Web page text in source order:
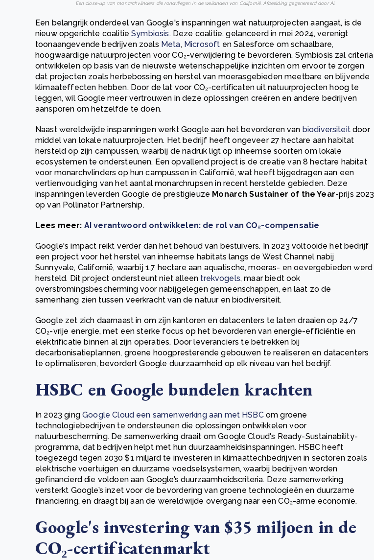
Een close-up van monarchvlinders die rondvliegen in de weilanden van Californië. Afbeelding gegenereerd door AI.
Een belangrijk onderdeel van Google's inspanningen wat natuurprojecten aangaat, is de
nieuw opgerichte coalitieSymbiosis. Deze coalitie, gelanceerd in mei 2024, verenigt
toonaangevende bedrijven zoals Meta, Microsoft en Salesforce om schaalbare,
hoogwaardige natuurprojecten voor CO₂-verwijdering te bevorderen. Symbiosis zal criteria
ontwikkelen op basis van de nieuwste wetenschappelijke inzichten om ervoor te zorgen
dat projecten zoals herbebossing en herstel van moerasgebieden meetbare en blijvende
klimaateffecten hebben. Door de lat voor CO₂-certificaten uit natuurprojecten hoog te
leggen, wil Google meer vertrouwen in deze oplossingen creëren en andere bedrijven
aansporen om hetzelfde te doen.
Naast wereldwijde inspanningen werkt Google aan het bevorderen van biodiversiteitdoor
middel van lokale natuurprojecten. Het bedrijf heeft ongeveer 27 hectare aan habitat
hersteld op zijn campussen, waarbij de nadruk ligt op inheemse soorten om lokale
ecosystemen te ondersteunen. Een opvallend project is de creatie van 8 hectare habitat
voor monarchvlinders op hun campussen in Californië, wat heeft bijgedragen aan een
vertienvoudiging van het aantal monarchrupsen in recent herstelde gebieden. Deze
inspanningen leverden Google de prestigieuze Monarch Sustainer of the Year-prijs 2023
op van Pollinator Partnership.
Lees meer: AI verantwoord ontwikkelen: de rol van CO₂-compensatie
Google's impact reikt verder dan het behoud van bestuivers. In 2023 voltooide het bedrijf
een project voor het herstel van inheemse habitats langs de West Channel nabij
Sunnyvale, Californië, waarbij 1,7 hectare aan aquatische, moeras- en oevergebieden werd
hersteld. Dit project ondersteunt niet alleen trekvogels, maar biedt ook
overstromingsbescherming voor nabijgelegen gemeenschappen, en laat zo de
samenhang zien tussen veerkracht van de natuur en biodiversiteit.
Google zet zich daarnaast in om zijn kantoren en datacenters te laten draaien op 24/7
CO₂-vrije energie, met een sterke focus op het bevorderen van energie-efficiëntie en
elektrificatie binnen al zijn operaties. Door leveranciers te betrekken bij
decarbonisatieplannen, groene hoogpresterende gebouwen te realiseren en datacenters
te optimaliseren, bevordert Google duurzaamheid op elk niveau van het bedrijf.
HSBC en Google bundelen krachten
In 2023 ging Google Cloud een samenwerking aan met HSBC om groene
technologiebedrijven te ondersteunen die oplossingen ontwikkelen voor
natuurbescherming. De samenwerking draait om Google Cloud's Ready-Sustainability-
programma, dat bedrijven helpt met hun duurzaamheidsinspanningen. HSBC heeft
toegezegd tegen 2030 $1 miljard te investeren in klimaattechbedrijven in sectoren zoals
elektrische voertuigen en duurzame voedselsystemen, waarbij bedrijven worden
gefinancierd die voldoen aan Google’s duurzaamheidscriteria. Deze samenwerking
versterkt Google’s inzet voor de bevordering van groene technologieën en duurzame
financiering, en draagt bij aan de wereldwijde overgang naar een CO₂-arme economie.
Google's investering van $35 miljoen in de
CO₂-certificatenmarkt